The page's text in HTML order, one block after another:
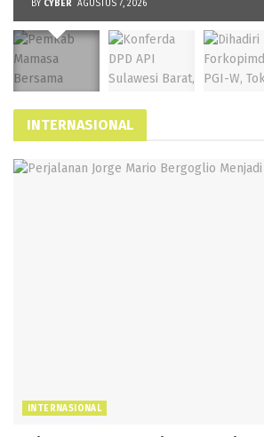
BY CYBER AGUSTUS 7, 2026
INTERNASIONAL
INTERNASIONAL